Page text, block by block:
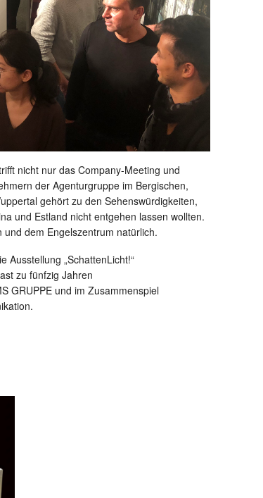
nicht nur das Company-Meeting und
der Agenturgruppe im Bergischen,
gehört zu den Sehenswürdigkeiten,
und Estland nicht entgehen lassen wollten.
dem Engelszentrum natürlich.
Ausstellung „SchattenLicht!“
zu fünfzig Jahren
GRUPPE und im Zusammenspiel